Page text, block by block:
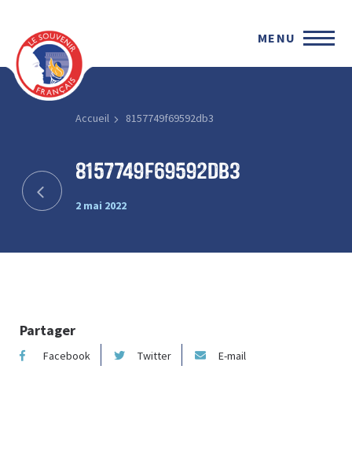
MENU
Accueil 8157749f69592db3
8157749f69592db3
2 mai 2022
Partager
Facebook Twitter E-mail